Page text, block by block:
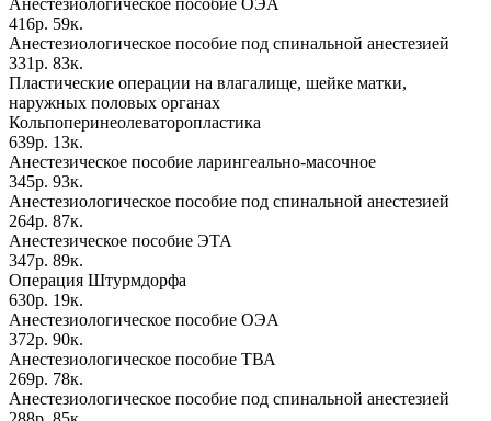
Анестезиологическое пособие ОЭА
416р. 59к.
Анестезиологическое пособие под спинальной анестезией
331р. 83к.
Пластические операции на влагалище, шейке матки,
наружных половых органах
Кольпоперинеолеваторопластика
639р. 13к.
Анестезическое пособие ларингеально-масочное
345р. 93к.
Анестезиологическое пособие под спинальной анестезией
264р. 87к.
Анестезическое пособие ЭТА
347р. 89к.
Операция Штурмдорфа
630р. 19к.
Анестезиологическое пособие ОЭА
372р. 90к.
Анестезиологическое пособие ТВА
269р. 78к.
Анестезиологическое пособие под спинальной анестезией